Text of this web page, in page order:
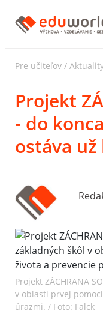
Pre učiteľov /
Projekt
- do
ostáva
Projekt ZÁCHRANA
v oblasti prvej
úrazmi. / Foto: Falck